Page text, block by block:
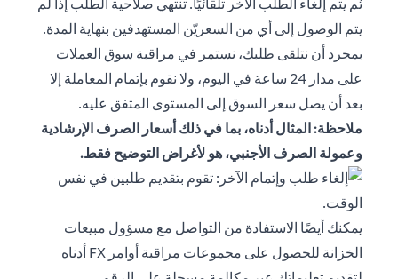
ثم يتم إلغاء الطلب الآخر تلقائيًا. تنتهي صلاحية الطلب إذا لم
يتم الوصول إلى أي من السعريّن المستهدفين بنهاية المدة.
بمجرد أن نتلقى طلبك، نستمر في مراقبة سوق العملات
على مدار 24 ساعة في اليوم، ولا نقوم بإتمام المعاملة إلا
بعد أن يصل سعر السوق إلى المستوى المتفق عليه.
ملاحظة: المثال أدناه، بما في ذلك أسعار الصرف الإرشادية
وعمولة الصرف الأجنبي، هو لأغراض التوضيح فقط.
يمكنك أيضًا الاستفادة من التواصل مع مسؤول مبيعات
الخزانة للحصول على مجموعات مراقبة أوامر FX أدناه